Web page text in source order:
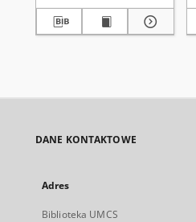
DANE KONTAKTOWE
Adres
Biblioteka UMCS